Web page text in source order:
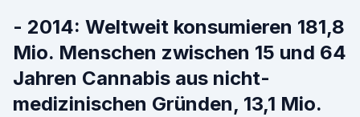
- 2014: Weltweit konsumieren 181,8
Mio. Menschen zwischen 15 und 64
Jahren Cannabis aus nicht-
medizinischen Gründen, 13,1 Mio.